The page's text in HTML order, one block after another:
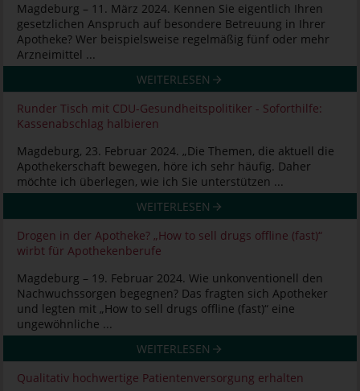
Magdeburg – 11. März 2024. Kennen Sie eigentlich Ihren
gesetzlichen Anspruch auf besondere Betreuung in Ihrer
Apotheke? Wer beispielsweise regelmäßig fünf oder mehr
Arzneimittel ...
WEITERLESEN
Runder Tisch mit CDU-Gesundheitspolitiker - Soforthilfe:
Kassenabschlag halbieren
Magdeburg, 23. Februar 2024. „Die Themen, die aktuell die
Apothekerschaft bewegen, höre ich sehr häufig. Daher
möchte ich überlegen, wie ich Sie unterstützen ...
WEITERLESEN
Drogen in der Apotheke? „How to sell drugs offline (fast)“
wirbt für Apothekenberufe
Magdeburg – 19. Februar 2024. Wie unkonventionell den
Nachwuchssorgen begegnen? Das fragten sich Apotheker
und legten mit „How to sell drugs offline (fast)“ eine
ungewöhnliche ...
WEITERLESEN
Qualitativ hochwertige Patientenversorgung erhalten